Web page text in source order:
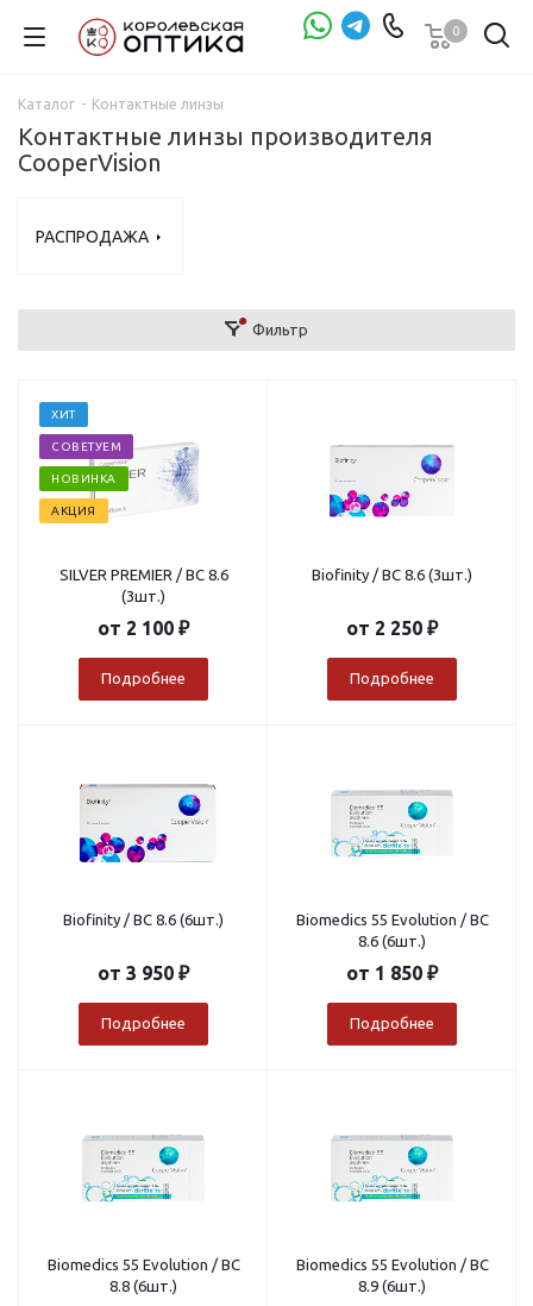
0
Каталог - Контактные линзы
Контактные линзы производителя
CooperVision
РАСПРОДАЖА
Фильтр
ХИТ
СОВЕТУЕМ
НОВИНКА
АКЦИЯ
SILVER PREMIER / BC 8.6
(3шт.)
от 2 100 ₽
Подробнее
Biofinity / BC 8.6 (3шт.)
от 2 250 ₽
Подробнее
Biofinity / BC 8.6 (6шт.)
от 3 950 ₽
Подробнее
Biomedics 55 Evolution / BC
8.6 (6шт.)
от 1 850 ₽
Подробнее
Biomedics 55 Evolution / BC
8.8 (6шт.)
Biomedics 55 Evolution / BC
8.9 (6шт.)